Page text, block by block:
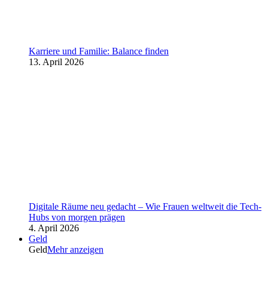
Karriere und Familie: Balance finden
13. April 2026
Digitale Räume neu gedacht – Wie Frauen weltweit die Tech-
Hubs von morgen prägen
4. April 2026
Geld
GeldMehr anzeigen